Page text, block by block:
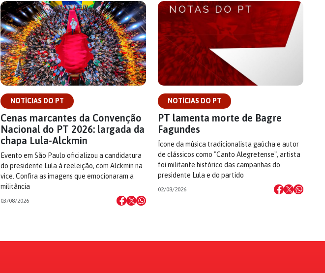
NOTÍCIAS DO PT
Cenas marcantes da Convenção
Nacional do PT 2026: largada da
chapa Lula-Alckmin
Evento em São Paulo oficializou a candidatura
do presidente Lula à reeleição, com Alckmin na
vice. Confira as imagens que emocionaram a
militância
03/08/2026
NOTÍCIAS DO PT
PT lamenta morte de Bagre
Fagundes
Ícone da música tradicionalista gaúcha e autor
de clássicos como "Canto Alegretense", artista
foi militante histórico das campanhas do
presidente Lula e do partido
02/08/2026